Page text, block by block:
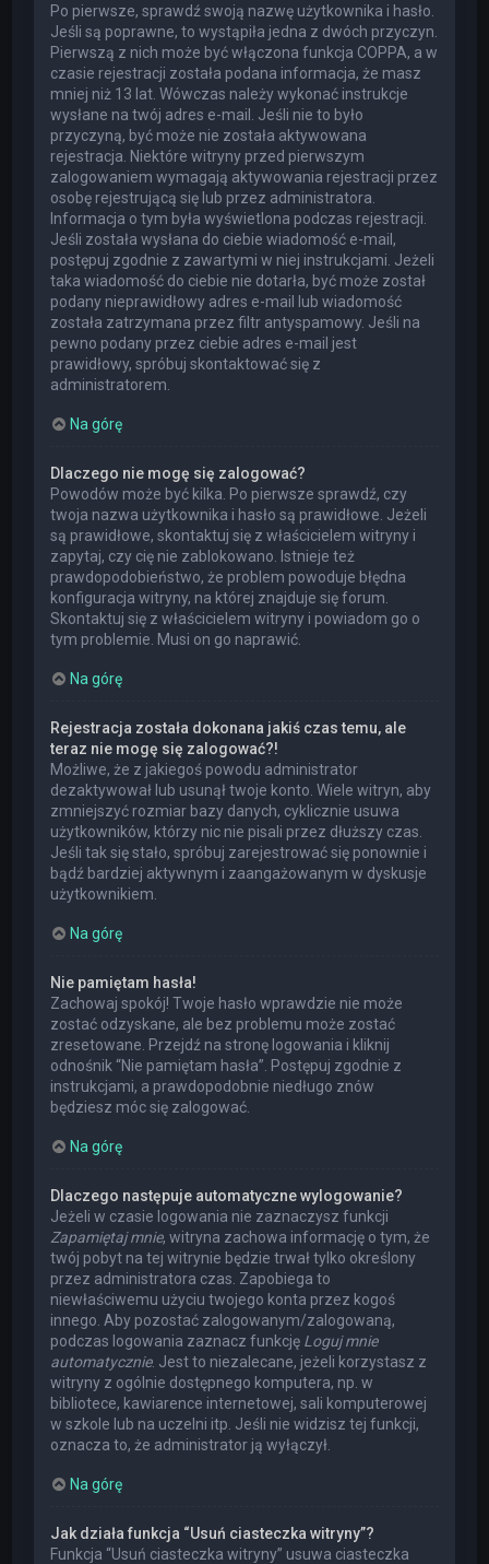
Po pierwsze, sprawdź swoją nazwę użytkownika i hasło.
Jeśli są poprawne, to wystąpiła jedna z dwóch przyczyn.
Pierwszą z nich może być włączona funkcja COPPA, a w
czasie rejestracji została podana informacja, że masz
mniej niż 13 lat. Wówczas należy wykonać instrukcje
wysłane na twój adres e-mail. Jeśli nie to było
przyczyną, być może nie została aktywowana
rejestracja. Niektóre witryny przed pierwszym
zalogowaniem wymagają aktywowania rejestracji przez
osobę rejestrującą się lub przez administratora.
Informacja o tym była wyświetlona podczas rejestracji.
Jeśli została wysłana do ciebie wiadomość e-mail,
postępuj zgodnie z zawartymi w niej instrukcjami. Jeżeli
taka wiadomość do ciebie nie dotarła, być może został
podany nieprawidłowy adres e-mail lub wiadomość
została zatrzymana przez filtr antyspamowy. Jeśli na
pewno podany przez ciebie adres e-mail jest
prawidłowy, spróbuj skontaktować się z
administratorem.
Na górę
Dlaczego nie mogę się zalogować?
Powodów może być kilka. Po pierwsze sprawdź, czy
twoja nazwa użytkownika i hasło są prawidłowe. Jeżeli
są prawidłowe, skontaktuj się z właścicielem witryny i
zapytaj, czy cię nie zablokowano. Istnieje też
prawdopodobieństwo, że problem powoduje błędna
konfiguracja witryny, na której znajduje się forum.
Skontaktuj się z właścicielem witryny i powiadom go o
tym problemie. Musi on go naprawić.
Na górę
Rejestracja została dokonana jakiś czas temu, ale
teraz nie mogę się zalogować?!
Możliwe, że z jakiegoś powodu administrator
dezaktywował lub usunął twoje konto. Wiele witryn, aby
zmniejszyć rozmiar bazy danych, cyklicznie usuwa
użytkowników, którzy nic nie pisali przez dłuższy czas.
Jeśli tak się stało, spróbuj zarejestrować się ponownie i
bądź bardziej aktywnym i zaangażowanym w dyskusje
użytkownikiem.
Na górę
Nie pamiętam hasła!
Zachowaj spokój! Twoje hasło wprawdzie nie może
zostać odzyskane, ale bez problemu może zostać
zresetowane. Przejdź na stronę logowania i kliknij
odnośnik “Nie pamiętam hasła”. Postępuj zgodnie z
instrukcjami, a prawdopodobnie niedługo znów
będziesz móc się zalogować.
Na górę
Dlaczego następuje automatyczne wylogowanie?
Jeżeli w czasie logowania nie zaznaczysz funkcji
Zapamiętaj mnie, witryna zachowa informację o tym, że
twój pobyt na tej witrynie będzie trwał tylko określony
przez administratora czas. Zapobiega to
niewłaściwemu użyciu twojego konta przez kogoś
innego. Aby pozostać zalogowanym/zalogowaną,
podczas logowania zaznacz funkcję Loguj mnie
automatycznie. Jest to niezalecane, jeżeli korzystasz z
witryny z ogólnie dostępnego komputera, np. w
bibliotece, kawiarence internetowej, sali komputerowej
w szkole lub na uczelni itp. Jeśli nie widzisz tej funkcji,
oznacza to, że administrator ją wyłączył.
Na górę
Jak działa funkcja “Usuń ciasteczka witryny”?
Funkcja “Usuń ciasteczka witryny” usuwa ciasteczka